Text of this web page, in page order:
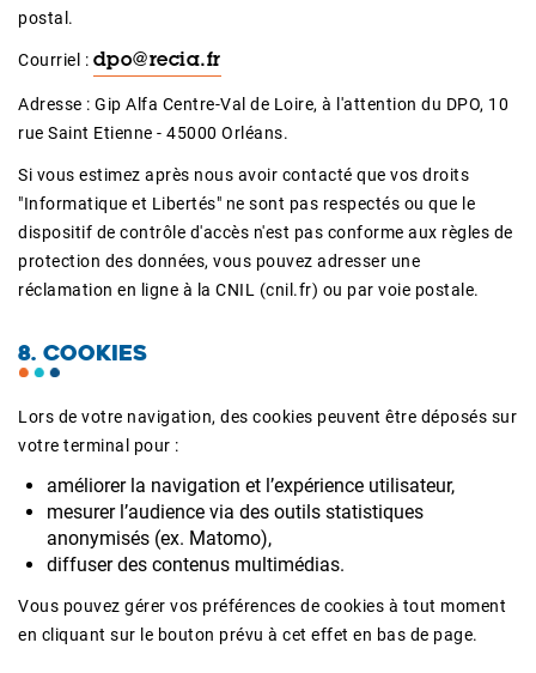
postal.
Courriel : dpo@recia.fr
Adresse : Gip Alfa Centre-Val de Loire, à l'attention du DPO, 10
rue Saint Etienne - 45000 Orléans.
Si vous estimez après nous avoir contacté que vos droits
"Informatique et Libertés" ne sont pas respectés ou que le
dispositif de contrôle d'accès n'est pas conforme aux règles de
protection des données, vous pouvez adresser une
réclamation en ligne à la CNIL (cnil.fr) ou par voie postale.
8. COOKIES
Lors de votre navigation, des cookies peuvent être déposés sur
votre terminal pour :
améliorer la navigation et l’expérience utilisateur,
mesurer l’audience via des outils statistiques
anonymisés (ex. Matomo),
diffuser des contenus multimédias.
Vous pouvez gérer vos préférences de cookies à tout moment
en cliquant sur le bouton prévu à cet effet en bas de page.